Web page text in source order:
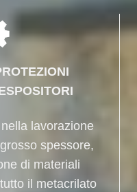
lavorazione
spessore,
di materiali
il metacrilato